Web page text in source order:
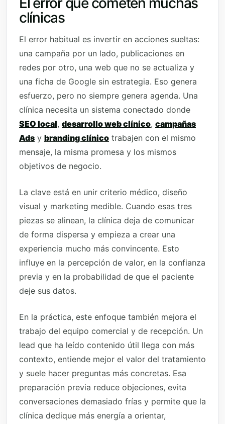
clínicas
El error habitual es invertir en acciones sueltas:
una campaña por un lado, publicaciones en
redes por otro, una web que no se actualiza y
una ficha de Google sin estrategia. Eso genera
esfuerzo, pero no siempre genera agenda. Una
clínica necesita un sistema conectado donde
SEO local, desarrollo web clínico, campañas
Ads y branding clínico trabajen con el mismo
mensaje, la misma promesa y los mismos
objetivos de negocio.
La clave está en unir criterio médico, diseño
visual y marketing medible. Cuando esas tres
piezas se alinean, la clínica deja de comunicar
de forma dispersa y empieza a crear una
experiencia mucho más convincente. Esto
influye en la percepción de valor, en la confianza
previa y en la probabilidad de que el paciente
deje sus datos.
En la práctica, este enfoque también mejora el
trabajo del equipo comercial y de recepción. Un
lead que ha leído contenido útil llega con más
contexto, entiende mejor el valor del tratamiento
y suele hacer preguntas más concretas. Esa
preparación previa reduce objeciones, evita
conversaciones demasiado frías y permite que la
clínica dedique más energía a orientar,